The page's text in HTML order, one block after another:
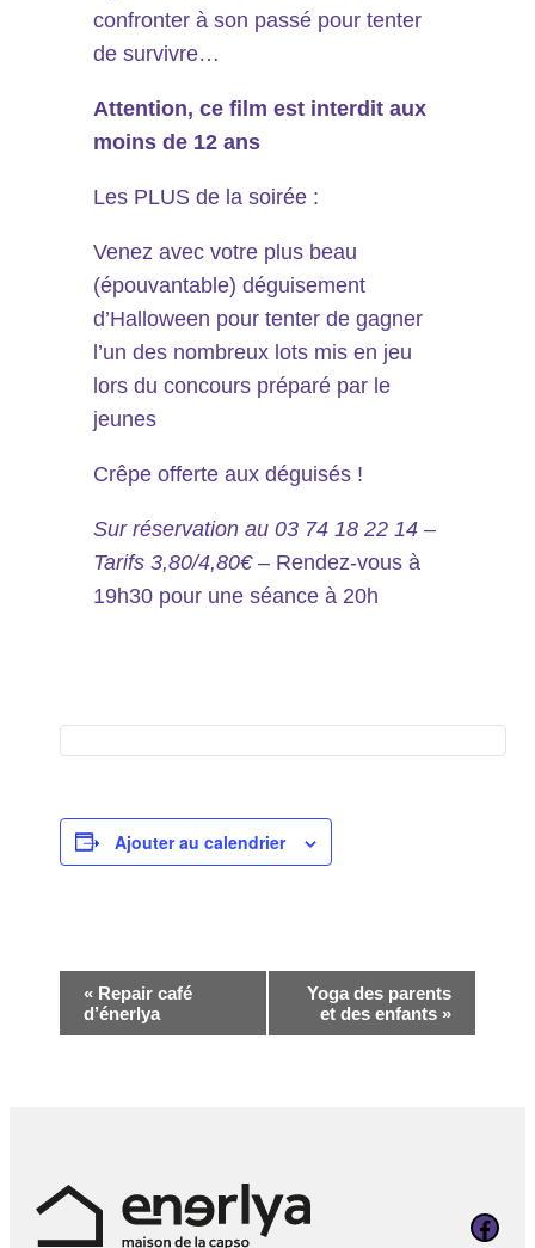
confronter à son passé pour tenter
de survivre…
Attention, ce film est interdit aux
moins de 12 ans
Les PLUS de la soirée :
Venez avec votre plus beau
(épouvantable) déguisement
d’Halloween pour tenter de gagner
l’un des nombreux lots mis en jeu
lors du concours préparé par le
jeunes
Crêpe offerte aux déguisés !
Sur réservation au 03 74 18 22 14 –
Tarifs 3,80/4,80€ – Rendez-vous à
19h30 pour une séance à 20h
Ajouter au calendrier
Navigation
Évènement
« Repair café
d’énerlya
Yoga des parents
et des enfants »
Page